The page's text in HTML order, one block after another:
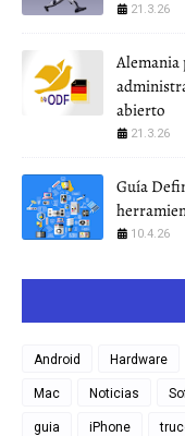
21.3.26
Alemania
abierto
21.3.26
Guía
10.4.26
Android Hardware
Mac Noticias
guia iPhone